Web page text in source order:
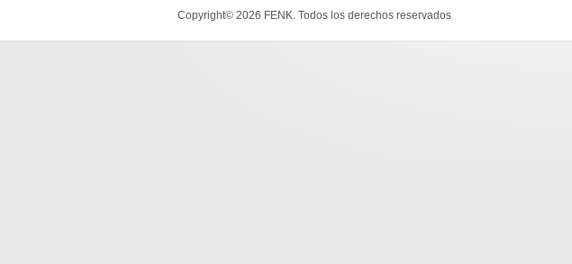
Copyright© 2026 FENK. Todos los derechos reservados